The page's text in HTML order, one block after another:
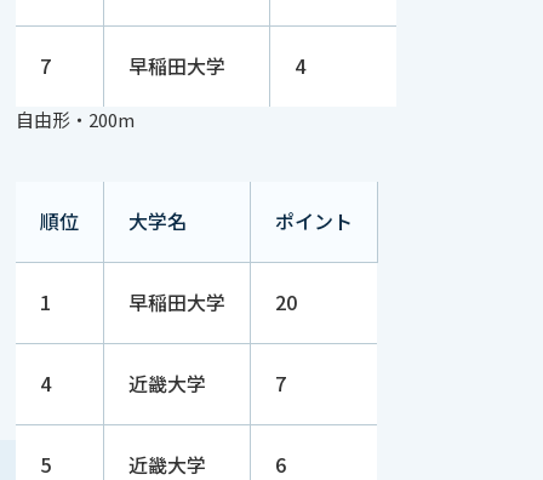
7 早稲田大学 4
自由形・200m
順位 大学名 ポイント
1 早稲田大学 20
4 近畿大学 7
5 近畿大学 6